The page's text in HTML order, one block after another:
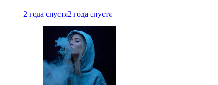
2 года спустя2 года спустя